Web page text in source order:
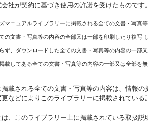
社が契約に基づき使用の許諾を受けたもので
マニュアルライブラリーに掲載される全ての文書・写真
の文書・写真等の内容の全部又は一部を印刷したり複写
ず、ダウンロードした全ての文書・写真等の内容の一
載してある全ての文書・写真等の内容の一部又は全部を
載される全ての文書・写真等の内容は、情報
更などによりこのライブラリーに掲載されてい
、このライブラリー上に掲載されている取扱